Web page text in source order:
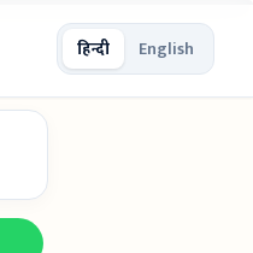
हिन्दी English